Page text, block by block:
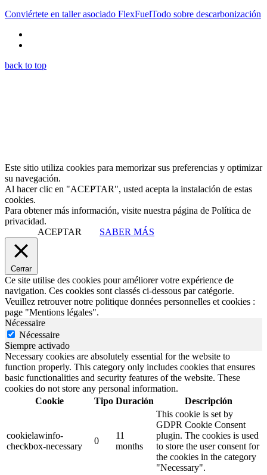
Conviértete en taller asociado FlexFuelTodo sobre descarbonización
back to top
Este sitio utiliza cookies para memorizar sus preferencias y optimizar
su navegación.
Al hacer clic en "ACEPTAR", usted acepta la instalación de estas
cookies.
Para obtener más información, visite nuestra página de Política de
privacidad.
ACEPTAR
SABER MÁS
Cerrar
Ce site utilise des cookies pour améliorer votre expérience de
navigation. Ces cookies sont classés ci-dessous par catégorie.
Veuillez retrouver notre politique données personnelles et cookies :
page "Mentions légales".
Nécessaire
Nécessaire
Siempre activado
Necessary cookies are absolutely essential for the website to
function properly. This category only includes cookies that ensures
basic functionalities and security features of the website. These
cookies do not store any personal information.
Cookie
Tipo Duración Descripción
cookielawinfo-
checkbox-necessary
0
11
months
This cookie is set by
GDPR Cookie Consent
plugin. The cookies is used
to store the user consent for
the cookies in the category
"Necessary".